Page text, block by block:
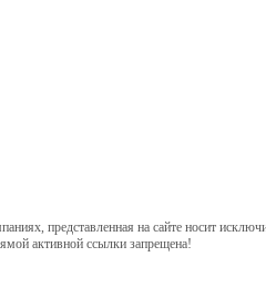
представленная на сайте носит
активной ссылки запрещена!